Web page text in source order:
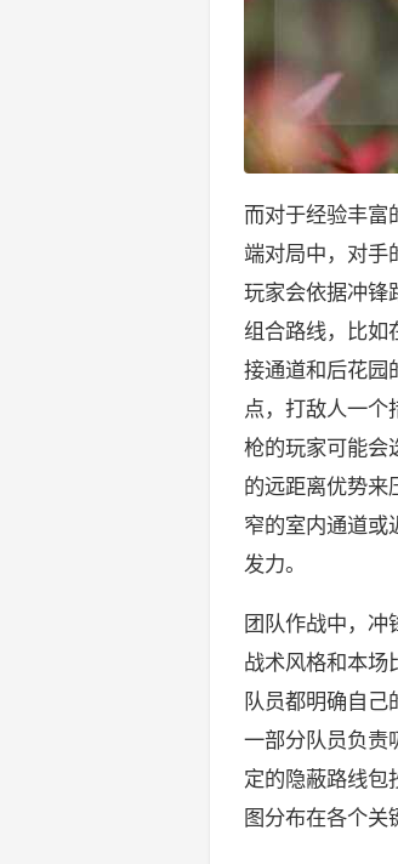
而对于经验丰富
端对局中，对手
玩家会依据冲锋
组合路线，比如
接通道和后花园
点，打敌人一个
枪的玩家可能会
的远距离优势来
窄的室内通道或
发力。
团队作战中，冲
战术风格和本场
队员都明确自己
一部分队员负责
定的隐蔽路线包
图分布在各个关